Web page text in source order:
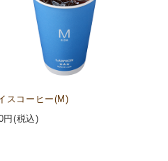
スコーヒー(M)
円(税込)